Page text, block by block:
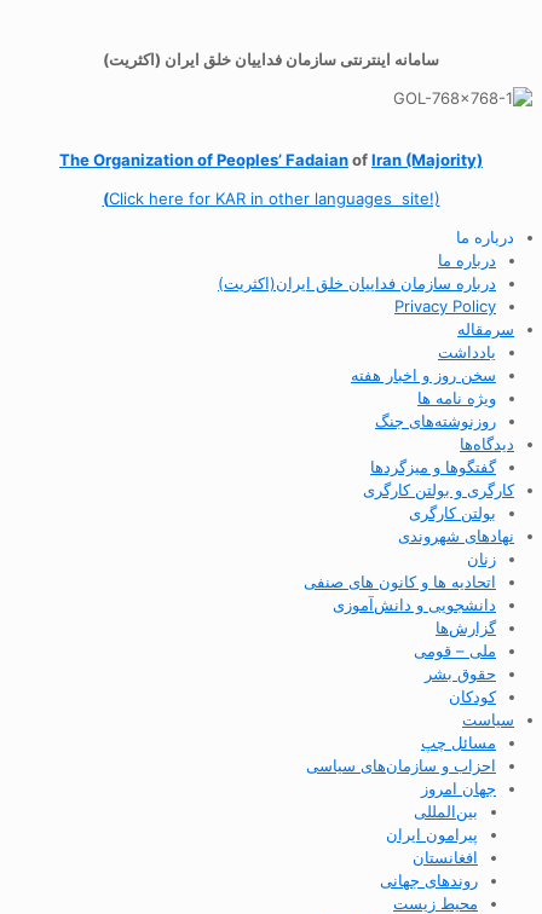
سامانه اینترنتی سازمان فداییان خلق ایران (اکثریت)
The Organization ofPeoples’ FadaianofIran (Majority)
(Click here for KAR in other languages site!)
درباره ما
درباره ما
درباره سازمان فداییان خلق ایران(اکثریت)
Privacy Policy
سرمقاله
یادداشت
سخن روز و اخبار هفته
ویژه نامه ها
روزنوشته‌های جنگ
دیدگاه‌ها
گفتگوها و میزگردها
کارگری و بولتن کارگری
بولتن کارگری
نهادهای شهروندی
زنان
اتحادیه ها و کانون های صنفی
دانشجویی و دانش‌آموزی
گزارش‌ها
ملی – قومی
حقوق بشر
کودکان
سیاست
مسائل چپ
احزاب و سازمان‌های سیاسی
جهان امروز
بین‌المللی
پیرامون ایران
افغانستان
روندهای جهانی
محیط زیست